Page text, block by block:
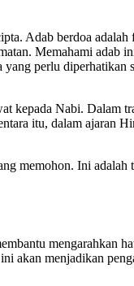
Adab berdoa
Memahami adab
perlu diperhatikan
kepada Nabi. Dalam
itu, dalam ajaran
memohon. Ini
mengarahkan
akan menjadikan